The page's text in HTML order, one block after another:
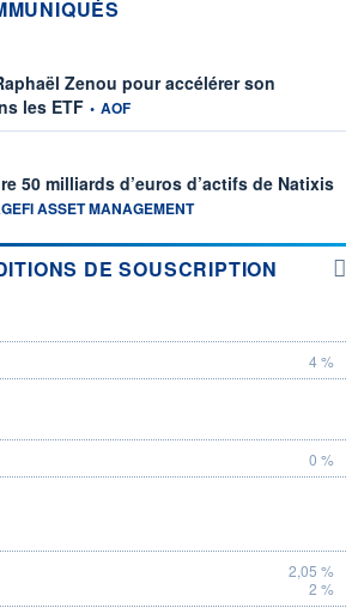
Zenou pour accélérer son
les ETFinformation fournie par
• AOF
50 milliards d’euros d’actifs de Natixis
fournie par
ASSET MANAGEMENT
DE SOUSCRIPTION
4 %
0 %
2,05 %
2 %